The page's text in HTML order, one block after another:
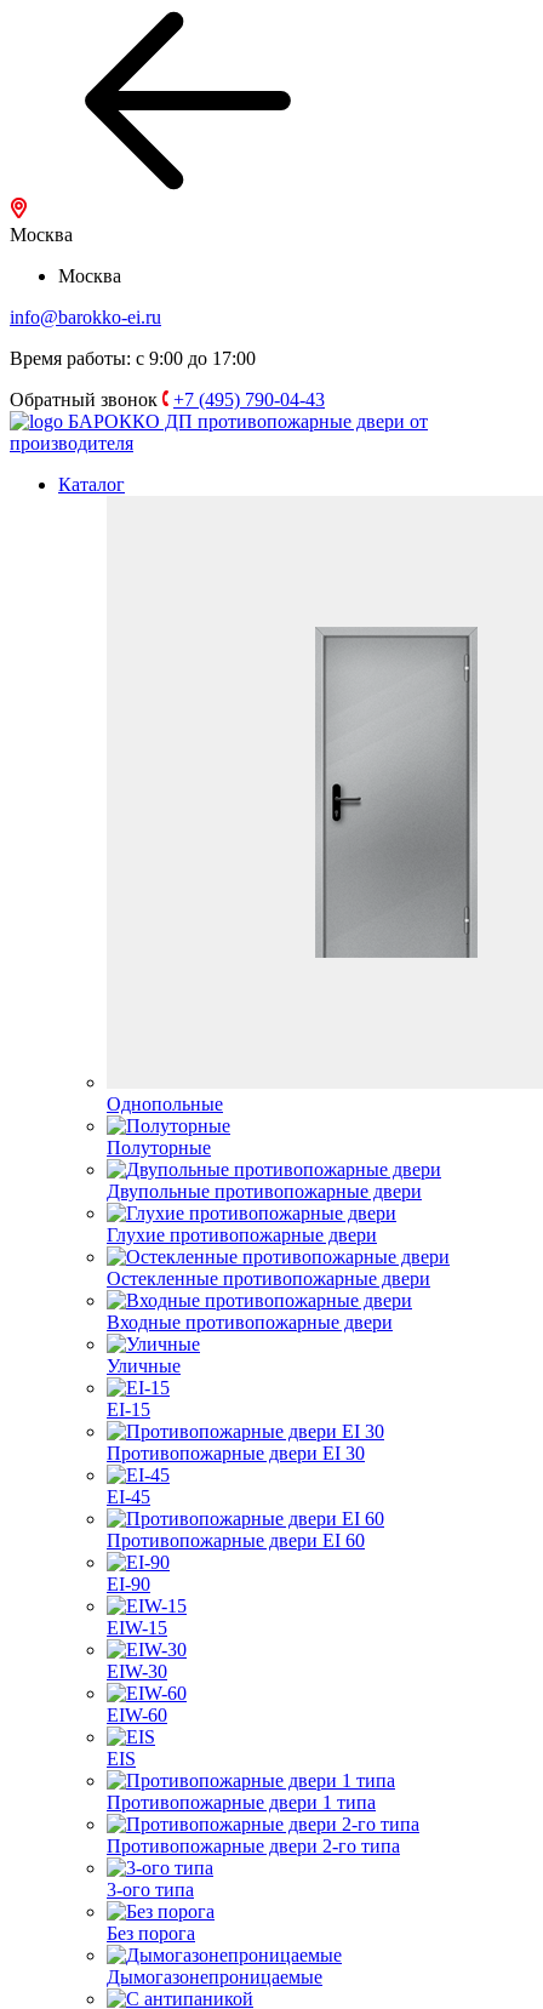
Москва
Москва
info@barokko-ei.ru
Время работы: с 9:00 до 17:00
Обратный звонок
+7 (495) 790-04-43
БАРОККО ДП противопожарные двери от
производителя
Каталог
Однопольные
Полуторные
Двупольные противопожарные двери
Глухие противопожарные двери
Остекленные противопожарные двери
Входные противопожарные двери
Уличные
EI-15
Противопожарные двери EI 30
EI-45
Противопожарные двери EI 60
EI-90
EIW-15
EIW-30
EIW-60
EIS
Противопожарные двери 1 типа
Противопожарные двери 2-го типа
3-ого типа
Без порога
Дымогазонепроницаемые